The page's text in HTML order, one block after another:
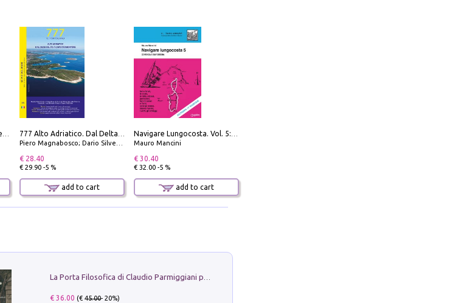
Piero Magnabosco; Dario Silvestro; Marco Sbrizzi
€ 28.40
€ 29.90 -5 %
add to cart
Mauro Mancini
€ 30.40
€ 32.00 -5 %
add to cart
€ 36.00 (€45.00- 20%)